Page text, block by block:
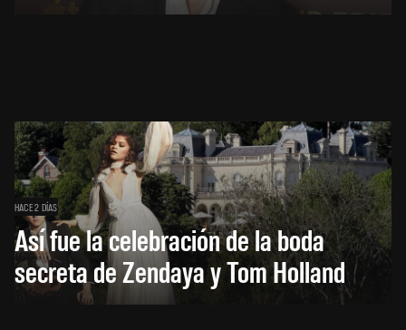
HACE 2 DÍAS
Así fue la celebración de la boda
secreta de Zendaya y Tom Holland